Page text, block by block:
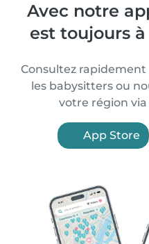
Avec notre
est toujours
Consultez
les babysitters ou
votre région
App Store